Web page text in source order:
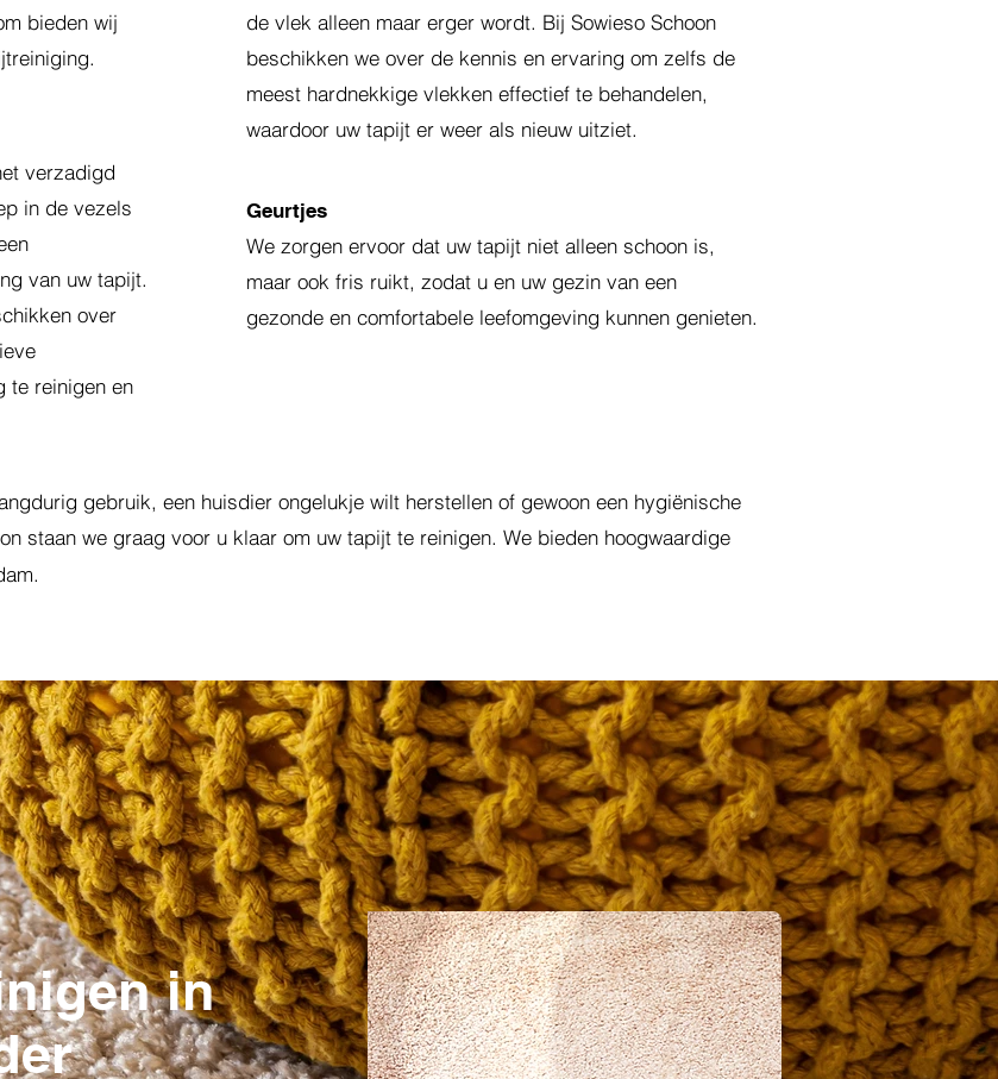
verzadigd
in de vezels
van uw tapijt.
over
te reinigen en
Geurtjes
We zorgen ervoor dat uw tapijt niet alleen schoon is,
maar ook fris ruikt, zodat u en uw gezin van een
gezonde en comfortabele leefomgeving kunnen genieten.
bieden wij
de vlek alleen maar erger wordt. Bij Sowieso Schoon
beschikken we over de kennis en ervaring om zelfs de
meest hardnekkige vlekken effectief te behandelen,
waardoor uw tapijt er weer als nieuw uitziet.
gebruik, een huisdier ongelukje wilt herstellen of gewoon een hygiënische
staan we graag voor u klaar om uw tapijt te reinigen. We bieden hoogwaardige
in